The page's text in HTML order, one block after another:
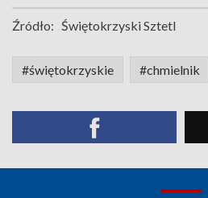
Źródło: Świętokrzyski Sztetl
#świętokrzyskie #chmielnik